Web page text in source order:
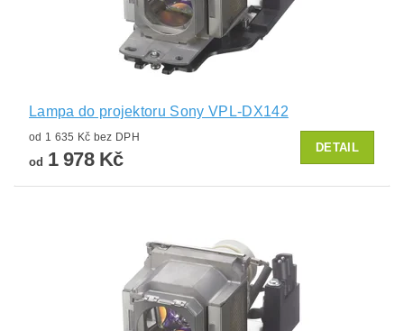
Lampa do projektoru Sony VPL-DX142
od 1 635 Kč bez DPH
od 1 978 Kč
DETAIL